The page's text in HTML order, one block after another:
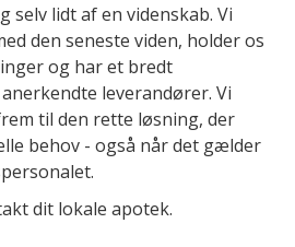
selv lidt af en videnskab. Vi
den seneste viden, holder os
og har et bredt
leverandører. Vi
til den rette løsning, der
behov - også når det gælder
dit lokale apotek.